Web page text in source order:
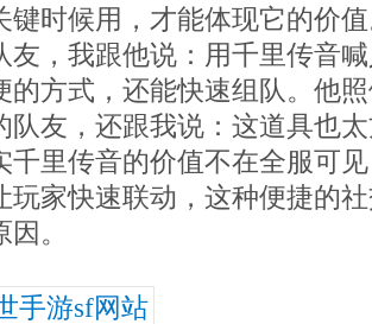
键时候用，才能体现它的价
友，我跟他说：用千里传音
的方式，还能快速组队。他
队友，还跟我说：这道具也
千里传音的价值不在全服可
玩家快速联动，这种便捷的
。
手游sf网站